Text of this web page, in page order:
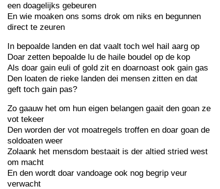
een doagelijks gebeuren
En wie moaken ons soms drok om niks en begunnen
direct te zeuren
In bepoalde landen en dat vaalt toch wel hail aarg op
Doar zetten bepoalde lu de haile boudel op de kop
Als doar gain euli of gold zit en doarnoast ook gain gas
Den loaten de rieke landen dei mensen zitten en dat
geft toch gain pas?
Zo gaauw het om hun eigen belangen gaait den goan ze
vot tekeer
Den worden der vot moatregels troffen en doar goan de
soldoaten weer
Zolaank het mensdom bestaait is der altied stried west
om macht
En den wordt doar vandoage ook nog begrip veur
verwacht